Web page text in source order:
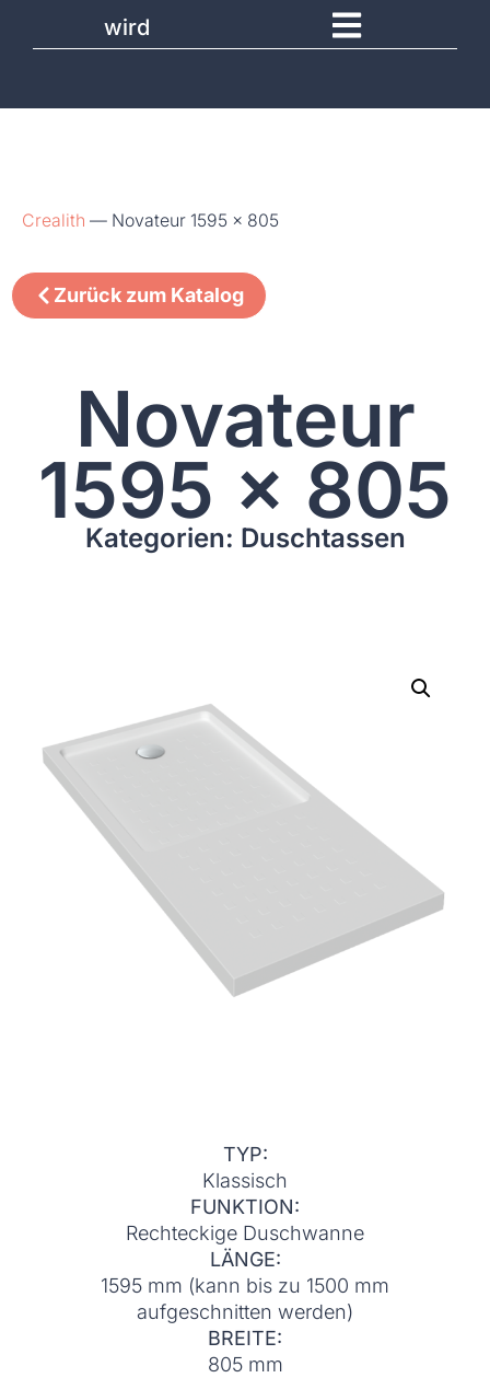
wird
Crealith — Novateur 1595 x 805
Zurück zum Katalog
Novateur
1595 x 805
Kategorien: Duschtassen
TYP:
Klassisch
FUNKTION:
Rechteckige Duschwanne
LÄNGE:
1595 mm (kann bis zu 1500 mm
aufgeschnitten werden)
BREITE:
805 mm